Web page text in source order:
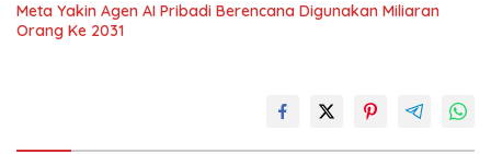
Meta Yakin Agen AI Pribadi Berencana Digunakan Miliaran
Orang Ke 2031